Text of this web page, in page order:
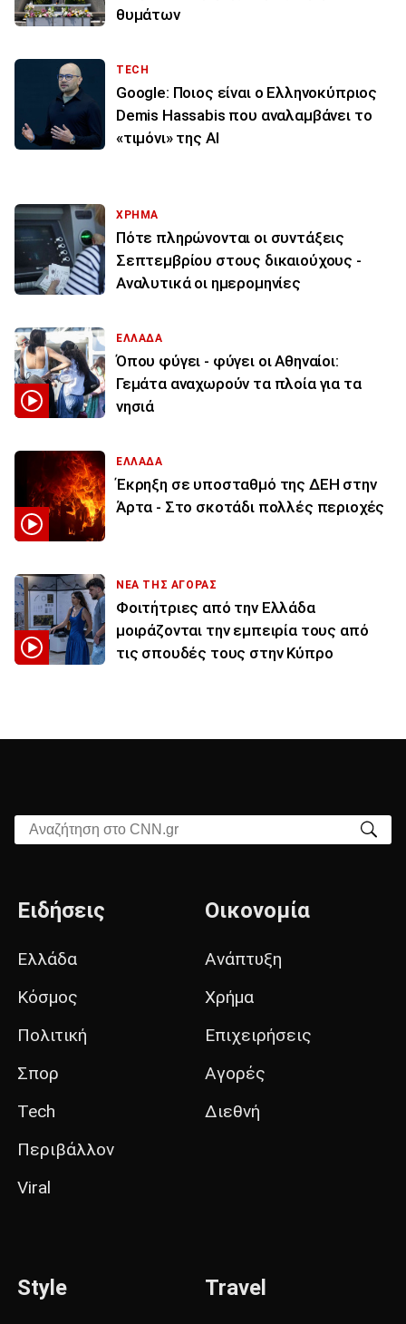
θυμάτων
TECH
Google: Ποιος είναι ο Ελληνοκύπριος
Demis Hassabis που αναλαμβάνει το
«τιμόνι» της ΑΙ
ΧΡΗΜΑ
Πότε πληρώνονται οι συντάξεις
Σεπτεμβρίου στους δικαιούχους -
Αναλυτικά οι ημερομηνίες
ΕΛΛΑΔΑ
Όπου φύγει - φύγει οι Αθηναίοι:
Γεμάτα αναχωρούν τα πλοία για τα
νησιά
ΕΛΛΑΔΑ
Έκρηξη σε υποσταθμό της ΔΕΗ στην
Άρτα - Στο σκοτάδι πολλές περιοχές
ΝΕΑ ΤΗΣ ΑΓΟΡΑΣ
Φοιτήτριες από την Ελλάδα
μοιράζονται την εμπειρία τους από
τις σπουδές τους στην Κύπρο
Αναζήτηση στο CNN.gr
Ειδήσεις
Ελλάδα
Κόσμος
Πολιτική
Σπορ
Tech
Περιβάλλον
Viral
Οικονομία
Ανάπτυξη
Χρήμα
Επιχειρήσεις
Αγορές
Διεθνή
Style Travel